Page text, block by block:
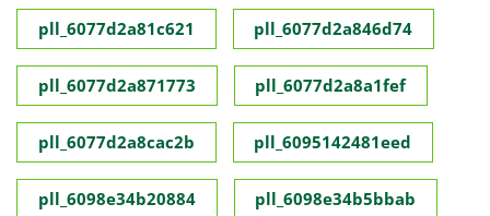
pll_6077d2a81c621 pll_6077d2a846d74
pll_6077d2a871773 pll_6077d2a8a1fef
pll_6077d2a8cac2b pll_6095142481eed
pll_6098e34b20884 pll_6098e34b5bbab